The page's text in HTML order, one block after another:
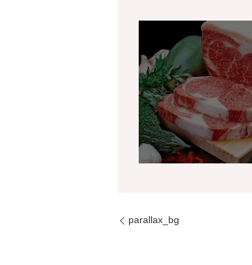
parallax_bg